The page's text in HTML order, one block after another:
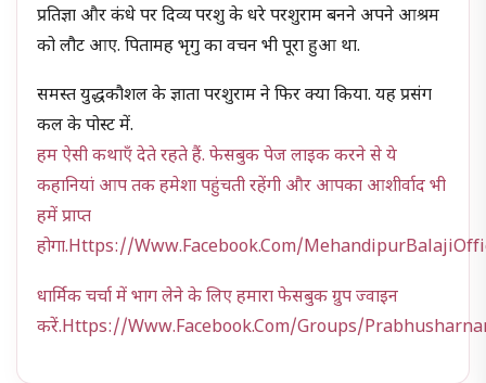
प्रतिज्ञा और कंधे पर दिव्य परशु के धरे परशुराम बनने अपने आश्रम
को लौट आए. पितामह भृगु का वचन भी पूरा हुआ था.
समस्त युद्धकौशल के ज्ञाता परशुराम ने फिर क्या किया. यह प्रसंग
कल के पोस्ट में.
हम ऐसी कथाएँ देते रहते हैं. फेसबुक पेज लाइक करने से ये
कहानियां आप तक हमेशा पहुंचती रहेंगी और आपका आशीर्वाद भी
हमें प्राप्त
होगा.https://www.facebook.com/
धार्मिक चर्चा में भाग लेने के लिए हमारा फेसबुक ग्रुप ज्वाइन
करें.https://www.facebook.com/groups/